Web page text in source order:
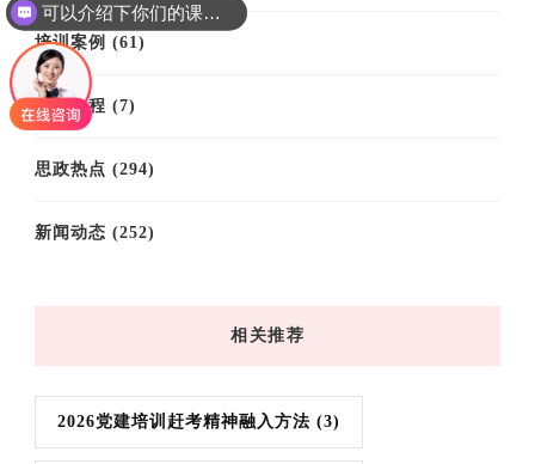
培训案例 (61)
培训课程 (7)
思政热点 (294)
新闻动态 (252)
相关推荐
2026党建培训赶考精神融入方法 (3)
可以介绍下你们的课程吗？